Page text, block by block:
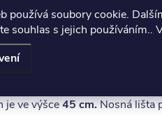
používá soubory cookie.
souhlas s jejich používáním..
elegantním designem. Boční i
je ve výšce45 cm.Nosná lišta